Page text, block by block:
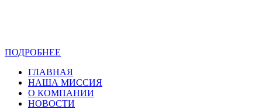
ПОДРОБНЕЕ
ГЛАВНАЯ
НАША МИССИЯ
О КОМПАНИИ
НОВОСТИ